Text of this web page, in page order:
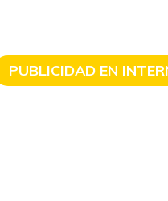
PUBLICIDAD EN